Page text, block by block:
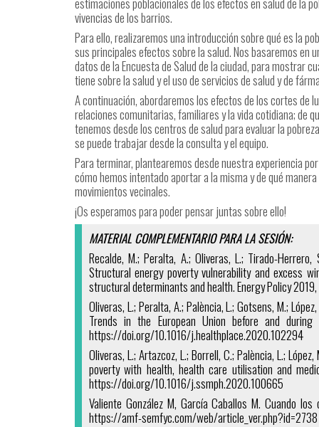
vivencias de los barrios.
Para ello, realizaremos una introducción sobre qué es la
sus principales efectos sobre la salud. Nos basaremos en
datos de la Encuesta de Salud de la ciudad, para mostrar
tiene sobre la salud y el uso de servicios de salud y de
A continuación, abordaremos los efectos de los cortes de
relaciones comunitarias, familiares y la vida cotidiana; de
tenemos desde los centros de salud para evaluar la
se puede trabajar desde la consulta y el equipo.
Para terminar, plantearemos desde nuestra experiencia
cómo hemos intentado aportar a la misma y de qué
movimientos vecinales.
¡Os esperamos para poder pensar juntas sobre ello!
MATERIAL COMPLEMENTARIO PARA LA SESIÓN:
Recalde, M.; Peralta, A.; Oliveras, L.; Tirado-
Structural energy poverty vulnerability and excess
structural determinants and health. Energy Policy
Oliveras, L.; Peralta, A.; Palència, L.; Gotsens, M.;
Trends in the European Union before and
https://doi.org/10.1016/j.healthplace.2020.102294
Oliveras, L.; Artazcoz, L.; Borrell, C.; Palència, L.;
poverty with health, health care utilisation and
https://doi.org/10.1016/j.ssmph.2020.100665
Valiente González M, García Caballos M. Cuando
https://amf-semfyc.com/web/article_ver.php?id=2738